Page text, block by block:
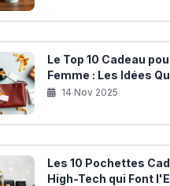
Le Top 10 Cadeau
Femme : Les Idées
Battre les Cœurs
14 Nov 2025
Les 10 Pochettes
High-Tech qui Font